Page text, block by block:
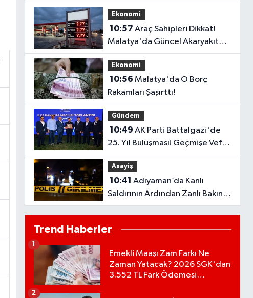
Nasıl Değiştirdi?
Ekonomi
10:57
Malatya'da Güncel Akaryakıt
Fiyatları Açıklandı
Ekonomi
10:56
Rakamları Şaşırttı!
Gündem
10:49
25. Yıl Buluşması! Geçmişe Vefa,
Geleceğe Mesaj
Asayiş
10:41
Saldırının Ardından Zanlı Bakın
Nerede Yakalandı
Trend Haberler
Emekli Maaşı Zam Farkı Ne
Zaman Yatacak? 2026 SGK'dan
3.552 TL Fark Ödemesi
1
2